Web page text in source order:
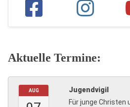
Aktuelle Termine:
AUG
Jugendvigil
Für junge Christen